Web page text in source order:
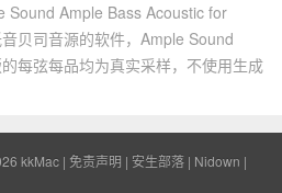
Sound Ample Bass Acoustic for
贝司音源的软件，Ample Sound
每弦每品均为真实采样，不使用生成
kkMac | 免责声明 | 安生部落 | Nidown |